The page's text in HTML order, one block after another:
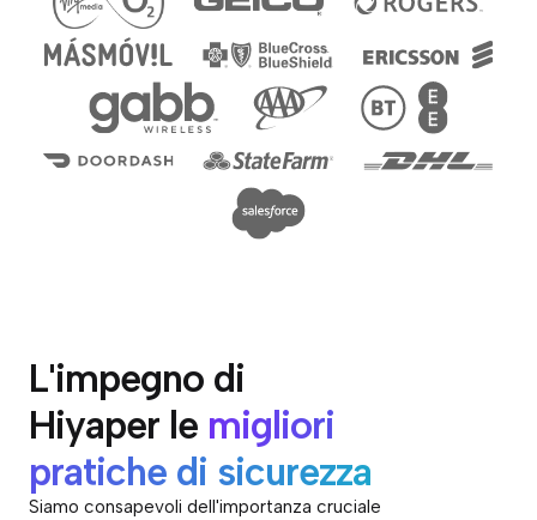
L'impegno di
Hiyaper le migliori
pratiche di sicurezza
Siamo consapevoli dell'importanza cruciale